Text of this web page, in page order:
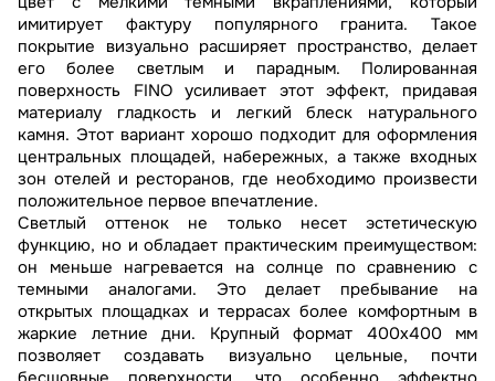
имитирует фактуру популярного гранита. Такое
покрытие визуально расширяет пространство, делает
его более светлым и парадным. Полированная
поверхность FINO усиливает этот эффект, придавая
материалу гладкость и легкий блеск натурального
камня. Этот вариант хорошо подходит для оформления
центральных площадей, набережных, а также входных
зон отелей и ресторанов, где необходимо произвести
положительное первое впечатление.
Светлый оттенок не только несет эстетическую
функцию, но и обладает практическим преимуществом:
он меньше нагревается на солнце по сравнению с
темными аналогами. Это делает пребывание на
открытых площадках и террасах более комфортным в
жаркие летние дни. Крупный формат 400х400 мм
позволяет создавать визуально цельные, почти